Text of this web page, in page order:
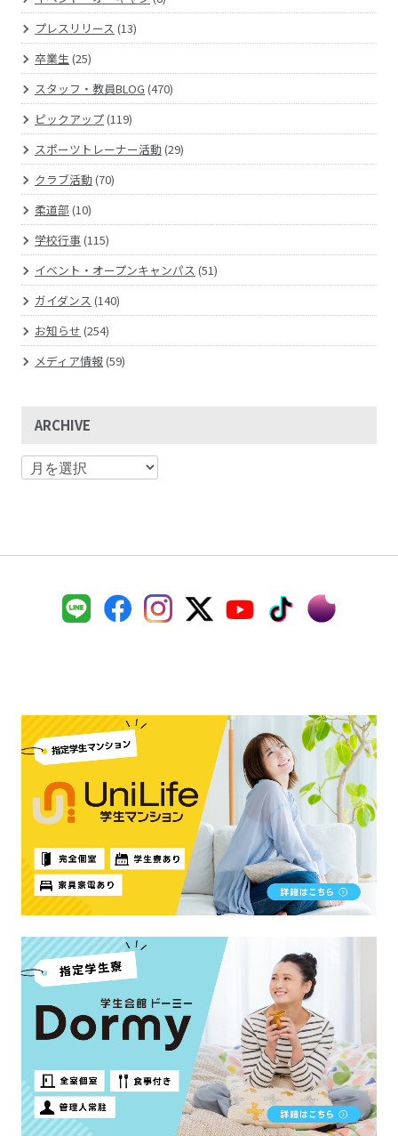
プレスリリース (13)
卒業生 (25)
スタッフ・教員BLOG (470)
ピックアップ(119)
スポーツトレーナー活動(29)
クラブ活動(70)
柔道部 (10)
学校行事(115)
イベント・オープンキャンパス (51)
ガイダンス (140)
お知らせ (254)
メディア情報(59)
ARCHIVE